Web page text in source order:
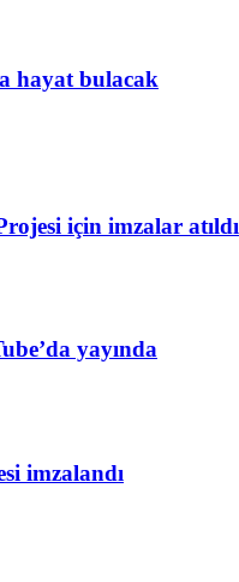
hayat bulacak
için imzalar atıldı
yayında
imzalandı